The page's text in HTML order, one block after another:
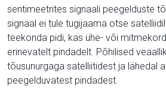
sentimeetrites signaali peegelduste
signaal ei tule tugijaama otse
teekonda pidi, kas ühe- või
erinevatelt pindadelt. Põhilised
tõusunurgaga satelliitidest ja lähedal
peegelduvatest pindadest.